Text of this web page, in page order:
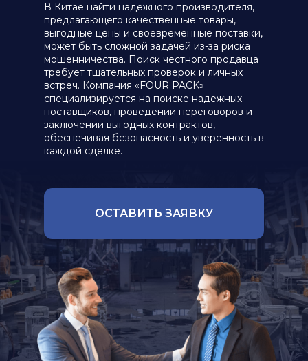
В Китае найти надежного производителя,
предлагающего качественные товары,
выгодные цены и своевременные поставки,
может быть сложной задачей из-за риска
мошенничества. Поиск честного продавца
требует тщательных проверок и личных
встреч. Компания «FOUR PACK»
специализируется на поиске надежных
поставщиков, проведении переговоров и
заключении выгодных контрактов,
обеспечивая безопасность и уверенность в
каждой сделке.
ОСТАВИТЬ ЗАЯВКУ